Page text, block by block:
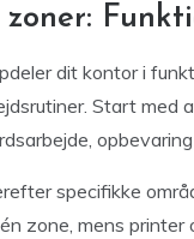
zoner:
dit kontor i
Start med
specifikke
zone, mens